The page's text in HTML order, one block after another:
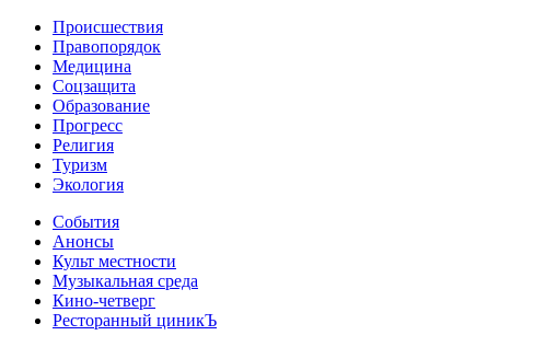
Происшествия
Правопорядок
Медицина
Соцзащита
Образование
Прогресс
Религия
Туризм
Экология
События
Анонсы
Культ местности
Музыкальная среда
Кино-четверг
Ресторанный циникЪ